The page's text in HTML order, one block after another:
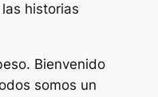
historias
Bienvenido
somos un